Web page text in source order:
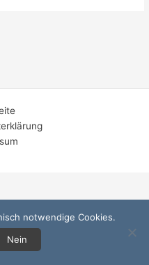
notwendige Cookies.
Nein